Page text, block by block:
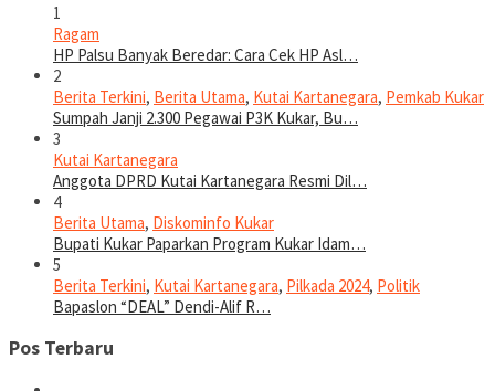
1
Ragam
HP Palsu Banyak Beredar: Cara Cek HP Asl…
2
Berita Terkini, Berita Utama, Kutai Kartanegara, Pemkab Kukar
Sumpah Janji 2.300 Pegawai P3K Kukar, Bu…
3
Kutai Kartanegara
Anggota DPRD Kutai Kartanegara Resmi Dil…
4
Berita Utama, Diskominfo Kukar
Bupati Kukar Paparkan Program Kukar Idam…
5
Berita Terkini, Kutai Kartanegara, Pilkada 2024, Politik
Bapaslon “DEAL” Dendi-Alif R…
Pos Terbaru